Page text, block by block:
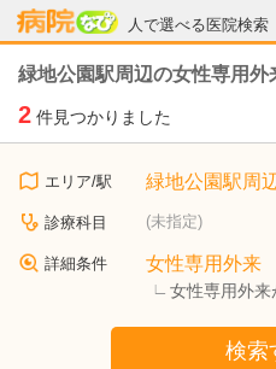
人で選べる医院検索
病院なび
緑地公園駅周辺の女性専用外
2 件見つかりました
エリア/駅 緑地公園駅周辺
診療科目 (未指定)
詳細条件 女性専用外来
女性専用外来
検索